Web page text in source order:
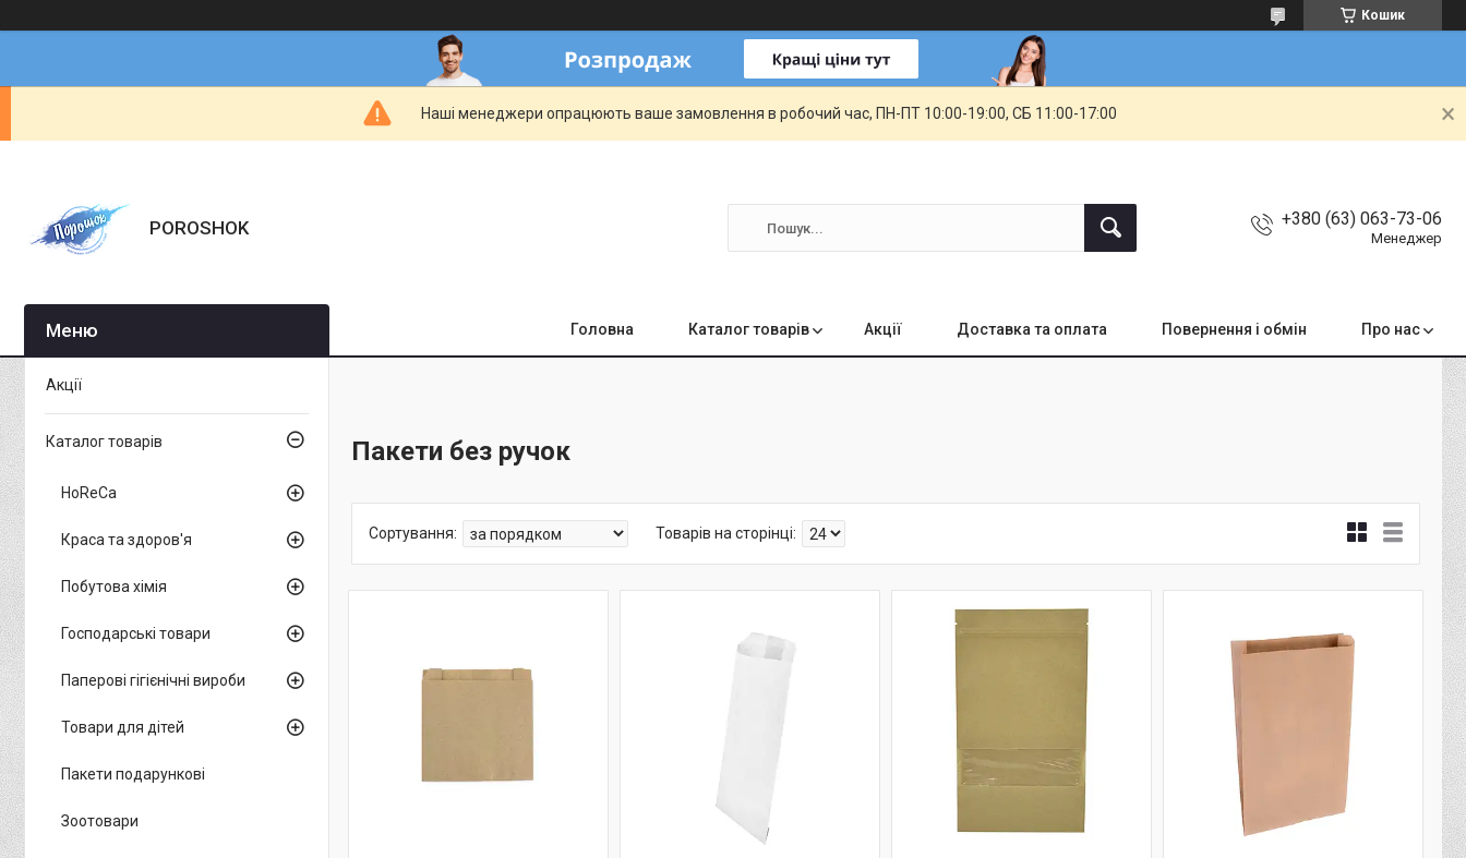
Кошик
Наші менеджери опрацюють ваше замовлення в робочий час, ПН-ПТ 10:00-19:00, СБ 11:00-17:00
POROSHOK +380 (63) 063-73-06
Менеджер
Головна Каталог товарів Акції Доставка та оплата Повернення і обмін Про нас
Пакети без ручок
Акції
Каталог товарів
HoReCa
Краса та здоров'я
Побутова хімія
Господарські товари
Паперові гігієнічні вироби
Товари для дітей
Пакети подарункові
Зоотовари